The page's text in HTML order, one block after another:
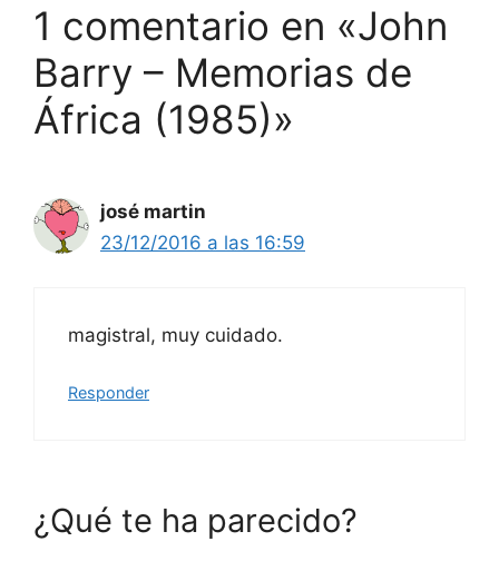
1 comentario en «John
Barry – Memorias de
África (1985)»
josé martin
23/12/2016 a las 16:59
magistral, muy cuidado.
Responder
¿Qué te ha parecido?